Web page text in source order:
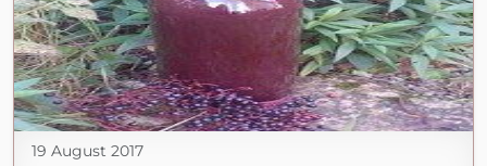
19 August 2017